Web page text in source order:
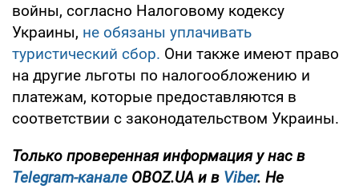
войны, согласно Налоговому кодексу
Украины, не обязаны уплачивать
туристический сбор. Они также имеют право
на другие льготы по налогообложению и
платежам, которые предоставляются в
соответствии с законодательством Украины.
Только проверенная информация у нас в
Telegram-канале OBOZ.UA и в Viber. Не